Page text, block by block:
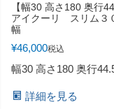
【幅30 高さ180 奥行
アイクーリ スリム３
幅
¥46,000税込
幅30 高さ180 奥行
詳細を見る